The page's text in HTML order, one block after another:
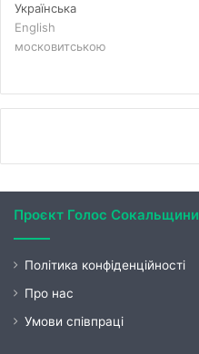
Українська
English
московитською
Проєкт Голос Сокальщини
Політика конфіденційності
Про нас
Умови співпраці